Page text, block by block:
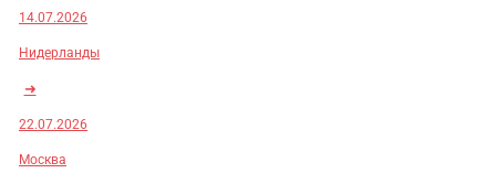
14.07.2026
Нидерланды
➜
22.07.2026
Москва